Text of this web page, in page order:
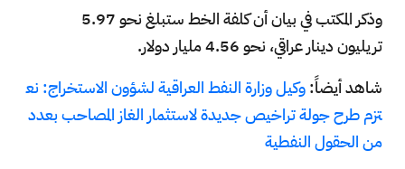
وذكر المكتب في بيان أن كلفة الخط ستبلغ نحو 5.97
تريليون دينار عراقي، نحو 4.56 مليار دولار.
شاهد أيضاً:وكيل وزارة النفط العراقية لشؤون الاستخراج: نع
تزم طرح جولة تراخيص جديدة لاستثمار الغاز المصاحب بعدد
من الحقول النفطية